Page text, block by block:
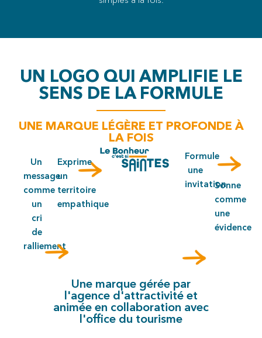
UN LOGO QUI AMPLIFIE LE
SENS DE LA FORMULE
UNE MARQUE LÉGÈRE ET PROFONDE À
LA FOIS
Un
message
comme
un
cri
de
ralliement
Exprime
un
territoire
empathique
Formule
une
invitationSonne
comme
une
évidence
Une marque gérée par
l'agence d'attractivité et
animée en collaboration avec
l'office du tourisme